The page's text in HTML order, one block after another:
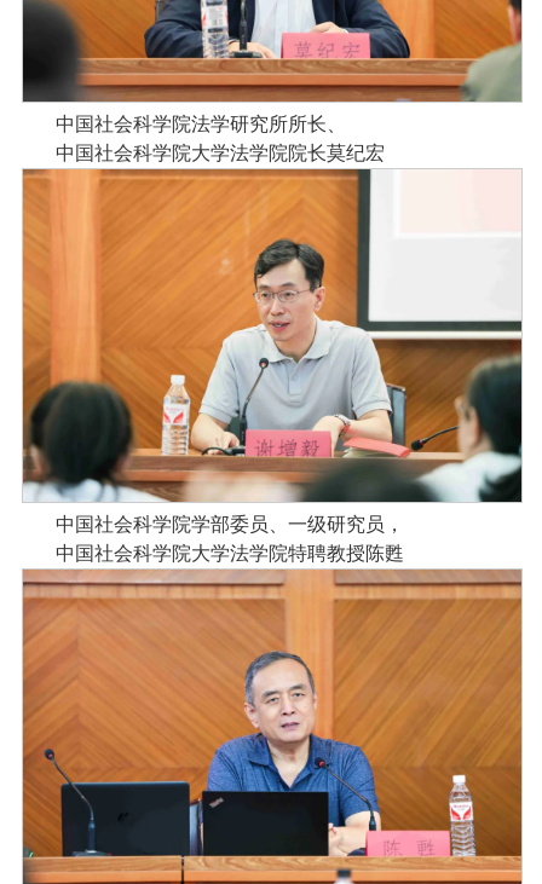
中国社会科学院法学研究所所长、
中国社会科学院大学法学院院长莫纪宏
中国社会科学院学部委员、一级研究员，
中国社会科学院大学法学院特聘教授陈甦